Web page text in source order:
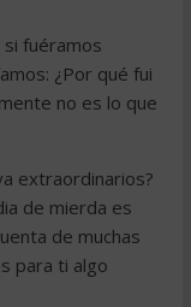
si fuéramos
¿Por qué fui
no es lo que
extraordinarios?
de mierda es
de muchas
para ti algo